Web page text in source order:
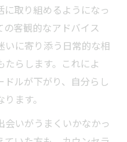
取り組めるようになっ
客観的なアドバイス
いに寄り添う日常的な相
らします。これによ
ルが下がり、自分らし
ます。
いがうまくいかなかっ